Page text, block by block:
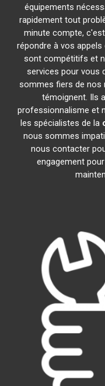
équipements
rapidement tout
minute compte,
répondre à vos
sont compétitifs et
services pour vous
sommes fiers de
témoignent. Ils
professionnalisme et
les spécialistes de la
nous sommes
nous contacter
engagement